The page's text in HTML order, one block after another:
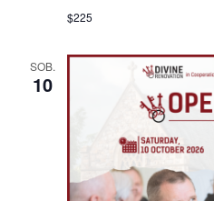
$225
SOB.
10